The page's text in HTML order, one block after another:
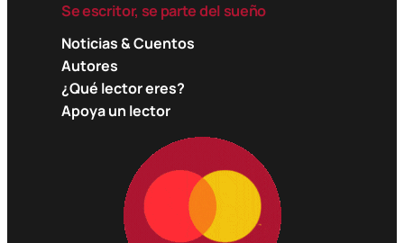
Se escritor, se parte del sueño
Noticias & Cuentos
Autores
¿Qué lector eres?
Apoya un lector